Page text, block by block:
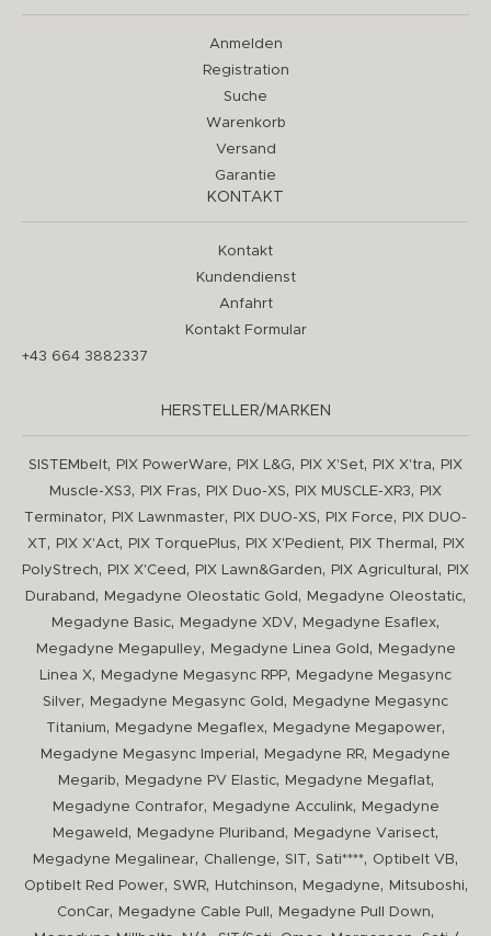
Anmelden
Registration
Suche
Warenkorb
Versand
Garantie
KONTAKT
Kontakt
Kundendienst
Anfahrt
Kontakt Formular
+43 664 3882337
HERSTELLER/MARKEN
SISTEMbelt, PIX PowerWare, PIX L&G, PIX X'Set, PIX X'tra,
PIX
Muscle-XS3, PIX Fras, PIX Duo-XS, PIX MUSCLE-XR3,
PIX
Terminator, PIX Lawnmaster, PIX DUO-XS, PIX Force,
PIX DUO-
XT, PIX X'Act, PIX TorquePlus, PIX X'Pedient, PIX Thermal ,
PIX
PolyStrech, PIX X'Ceed , PIX Lawn&Garden, PIX Agricultural ,
PIX
Duraband , Megadyne Oleostatic Gold , Megadyne Oleostatic,
Megadyne Basic, Megadyne XDV, Megadyne Esaflex,
Megadyne Megapulley, Megadyne Linea Gold ,
Megadyne
Linea X, Megadyne Megasync RPP,
Megadyne Megasync
Silver, Megadyne Megasync Gold ,
Megadyne Megasync
Titanium, Megadyne Megaflex, Megadyne Megapower,
Megadyne Megasync Imperial , Megadyne RR,
Megadyne
Megarib, Megadyne PV Elastic, Megadyne Megaflat,
Megadyne Contrafor, Megadyne Acculink,
Megadyne
Megaweld , Megadyne Pluriband , Megadyne Varisect,
Megadyne Megalinear, Challenge, SIT, Sati****, Optibelt VB,
Optibelt Red Power, SWR, Hutchinson, Megadyne, Mitsuboshi,
ConCar, Megadyne Cable Pull , Megadyne Pull Down,